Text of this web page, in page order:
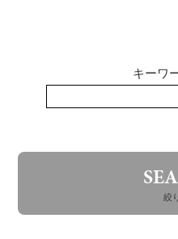
キーワ
絞